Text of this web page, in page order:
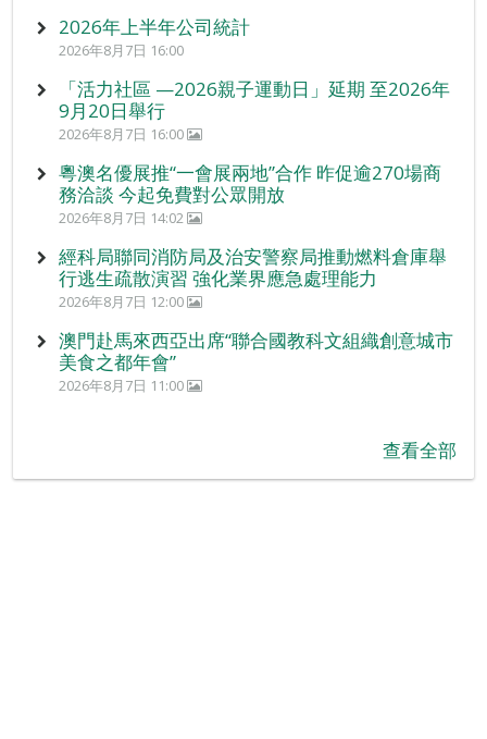
2026年上半年公司統計
2026年8月7日 16:00
「活力社區 —2026親子運動日」延期 至2026年
9月20日舉行
2026年8月7日 16:00
粵澳名優展推“一會展兩地”合作 昨促逾270場商
務洽談 今起免費對公眾開放
2026年8月7日 14:02
經科局聯同消防局及治安警察局推動燃料倉庫舉
行逃生疏散演習 強化業界應急處理能力
2026年8月7日 12:00
澳門赴馬來西亞出席“聯合國教科文組織創意城市
美食之都年會”
2026年8月7日 11:00
查看全部